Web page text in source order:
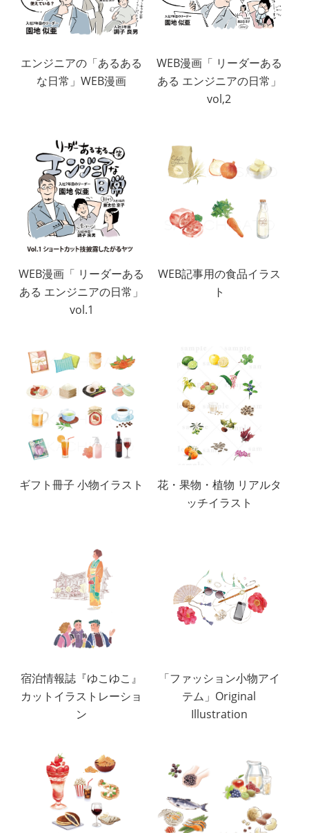
エンジニアの「あるある
な日常」WEB漫画
WEB漫画「 リーダーある
ある エンジニアの日常」
vol,2
WEB漫画「 リーダーある
ある エンジニアの日常」
vol.1
WEB記事用の食品イラス
ト
ギフト冊子 小物イラスト
花・果物・植物 リアルタ
ッチイラスト
宿泊情報誌『ゆこゆこ』
カットイラストレーショ
ン
「ファッション小物アイ
テム」Original
Illustration